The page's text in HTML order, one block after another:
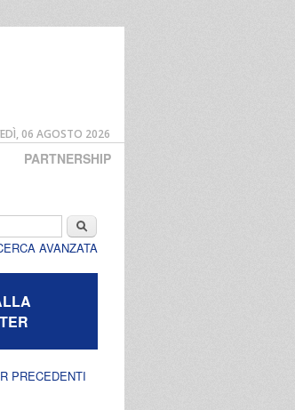
06 AGOSTO 2026
PARTNERSHIP
Cerca
AVANZATA
PRECEDENTI